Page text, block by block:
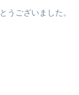
うございました。